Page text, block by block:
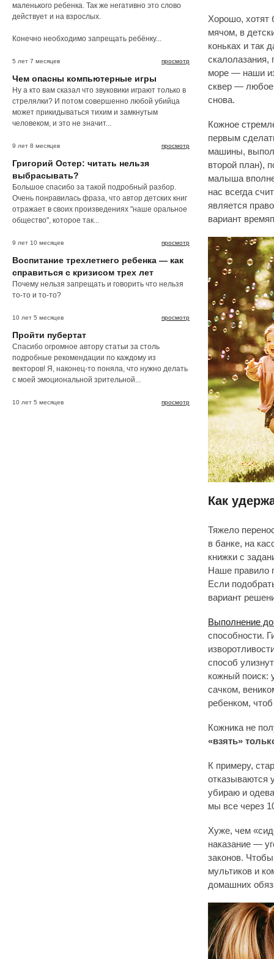
маленького ребенка. Так же негативно это слово
действует и на взрослых.
Конечно необходимо запрещать ребёнку...
просмотр
5 лет 7 месяцев
Чем опасны компьютерные игры
Ну а кто вам сказал что звуковики играют только в
стрелялки? И потом совершенно любой убийца
может прикидываться тихим и замкнутым
человеком, и это не значит...
просмотр
9 лет 8 месяцев
Григорий Остер: читать нельзя
выбрасывать?
Большое спасибо за такой подробный разбор.
Очень понравилась фраза, что автор детских книг
отражает в своих произведениях "наше оральное
общество", которое так...
просмотр
9 лет 10 месяцев
Воспитание трехлетнего ребенка — как
справиться с кризисом трех лет
Почему нельзя запрещать и говорить что нельзя
то-то и то-то?
просмотр
10 лет 5 месяцев
Пройти пубертат
Спасибо огромное автору статьи за столь
подробные рекомендации по каждому из
векторов! Я, наконец-то поняла, что нужно делать
с моей эмоциональной зрительной...
просмотр
10 лет 5 месяцев
Хорошо, хотят
мячом, в
коньках и так
скалолазания,
море — наши
сквер — любое
снова.
Кожное
первым
машины,
второй план),
малыша
нас всегда
является
вариант
Как
Тяжело
в банке, на
книжки с
Наше правило
Если
вариант
Выполнение
способности.
способ
кожный поиск:
сачком,
ребенком,
Кожника не
«взять»
К примеру,
отказываются
убираю и
мы все через
Хуже, чем
наказание —
законов.
мультиков и
домашних